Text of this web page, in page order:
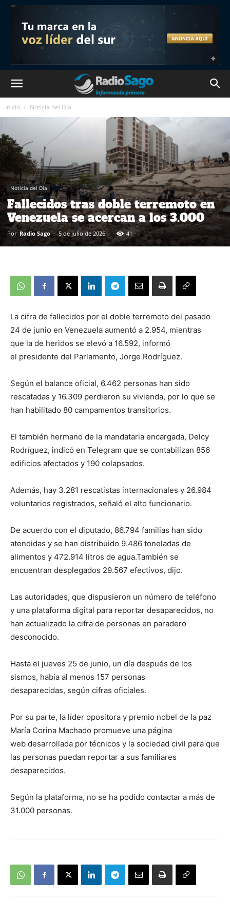
Inicio Noticia del Día
Noticia del Día
Fallecidos tras doble terremoto en
Venezuela se acercan a los 3.000
Por Radio Sago - 5 de julio de 2026 41
La cifra de fallecidos por el doble terremoto del pasado
24 de junio en Venezuela aumentó a 2.954, mientras
que la de heridos se elevó a 16.592, informó
el presidente del Parlamento, Jorge Rodríguez.
Según el balance oficial, 6.462 personas han sido
rescatadas y 16.309 perdieron su vivienda, por lo que se
han habilitado 80 campamentos transitorios.
El también hermano de la mandataria encargada, Delcy
Rodríguez, indicó en Telegram que se contabilizan 856
edificios afectados y 190 colapsados.
Además, hay 3.281 rescatistas internacionales y 26.984
voluntarios registrados, señaló el alto funcionario.
De acuerdo con el diputado, 86.794 familias han sido
atendidas y se han distribuido 9.486 toneladas de
alimentos y 472.914 litros de agua.También se
encuentran desplegados 29.567 efectivos, dijo.
Las autoridades, que dispusieron un número de teléfono
y una plataforma digital para reportar desaparecidos, no
han actualizado la cifra de personas en paradero
desconocido.
Hasta el jueves 25 de junio, un día después de los
sismos, había al menos 157 personas
desaparecidas, según cifras oficiales.
Por su parte, la líder opositora y premio nobel de la paz
María Corina Machado promueve una página
web desarrollada por técnicos y la sociedad civil para que
las personas puedan reportar a sus familiares
desaparecidos.
Según la plataforma, no se ha podido contactar a más de
31.000 personas.